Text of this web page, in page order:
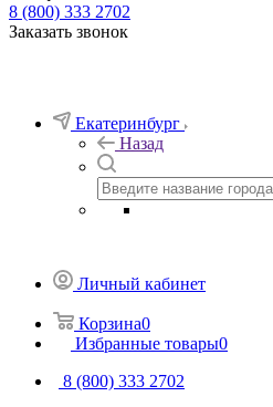
8 (800) 333 2702
Заказать звонок
Екатеринбург
Назад
Личный кабинет
Корзина0
Избранные товары0
8 (800) 333 2702